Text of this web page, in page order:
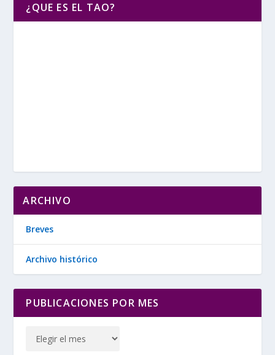
¿QUE ES EL TAO?
ARCHIVO
Breves
Archivo histórico
PUBLICACIONES POR MES